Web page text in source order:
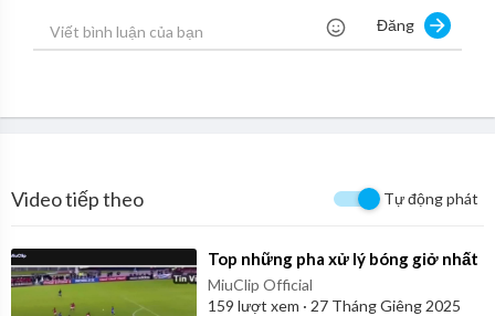
Đăng
Video tiếp theo Tự động phát
⁣Top những pha xử lý bóng giở nhất
MiuClip Official
159 lượt xem · 27 Tháng Giêng 2025